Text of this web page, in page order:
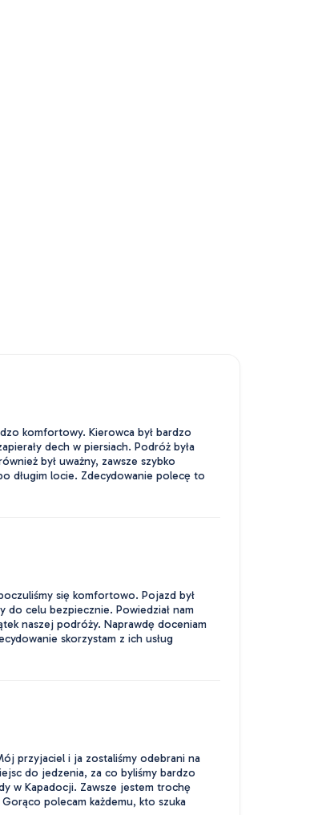
komfortowy. Kierowca był bardzo
dech w piersiach. Podróż była
był uważny, zawsze szybko
długim locie. Zdecydowanie polecę to
się komfortowo. Pojazd był
do celu bezpiecznie. Powiedział nam
naszej podróży. Naprawdę doceniam
skorzystam z ich usług
przyjaciel i ja zostaliśmy odebrani na
do jedzenia, za co byliśmy bardzo
w Kapadocji. Zawsze jestem trochę
polecam każdemu, kto szuka